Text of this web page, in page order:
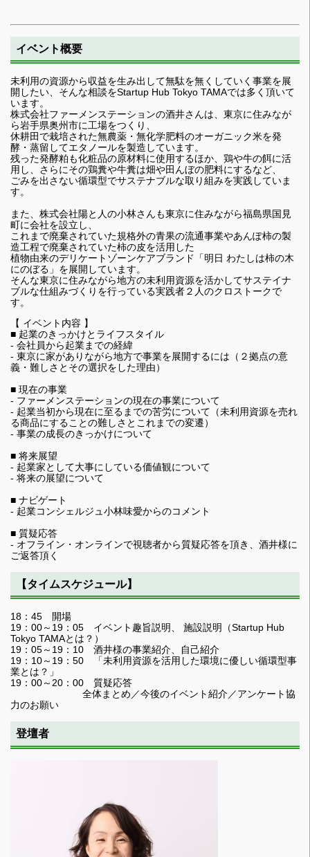
イベント概要
未利用の資源から収益を生み出して無駄を無くしていく事業を展
開したい、そんな相談をStartup Hub Tokyo TAMAでは多く頂いて
います。
株式会社ファーメンステーションの酒井さんは、東京に住みなが
ら岩手県奥州市に工場をつくり、
休耕田で栽培された無農薬・無化学肥料のオーガニック米を発
酵・蒸留してエタノールを製造しています。
残った発酵粕も化粧品の原材料に使用するほか、鶏や牛の餌に活
用し、さらにその鶏糞や牛糞は畑や田んぼの肥料にするなど、
ごみを出さない循環型でサステナブルな取り組みを実践していま
す。
また、株式会社陽と人の小林さんも東京に住みながら福島県国見
町に会社を設立し、
これまで廃棄されていた規格外の青果の流通事業やあんぽ柿の製
造工程で廃棄されていた柿の皮を活用した
植物由来のデリケートゾーンケアブランド「明日 わたしは柿の木
にのぼる」を展開しています。
そんな東京に住みながら地方の未利用資源を活かしてサステイナ
ブルな仕組みづくりを行っている実践者２人のクロストークで
す。
【 イベント内容 】
■ 起業のきっかけとライフスタイル
- 会社員から起業までの経緯
- 東京に家がありながら地方で事業を展開するには（２拠点の意
義・難しさとその選択をした理由）
■ 現在の事業
- ファーメンステーションの現在の事業について
- 起業当初から現在に至るまでの苦労について（未利用資源を売れ
る商品にすることの難しさとこれまでの変遷）
- 事業の成長のきっかけについて
■ 将来展望
- 起業家として大事にしている価値観について
- 将来の展望について
■ ナビゲート
- 起業コンシェルジュ小林味愛からのコメント
■ 質疑応答
- オフライン・オンラインで視聴者から質疑応答を頂き、酒井様に
ご返答頂く
【タイムスケジュール】
18：45 開場
19：00～19：05 イベント趣旨説明、 施設説明（Startup Hub
Tokyo TAMAとは？）
19：05～19：10 酒井様の事業紹介、自己紹介
19：10～19：50 「未利用資源を活用した環境に優しい循環型事
業とは？」
19：00～20：00 質疑応答
全体まとめ／今後のイベント紹介／アンケート協
力のお願い
登壇者